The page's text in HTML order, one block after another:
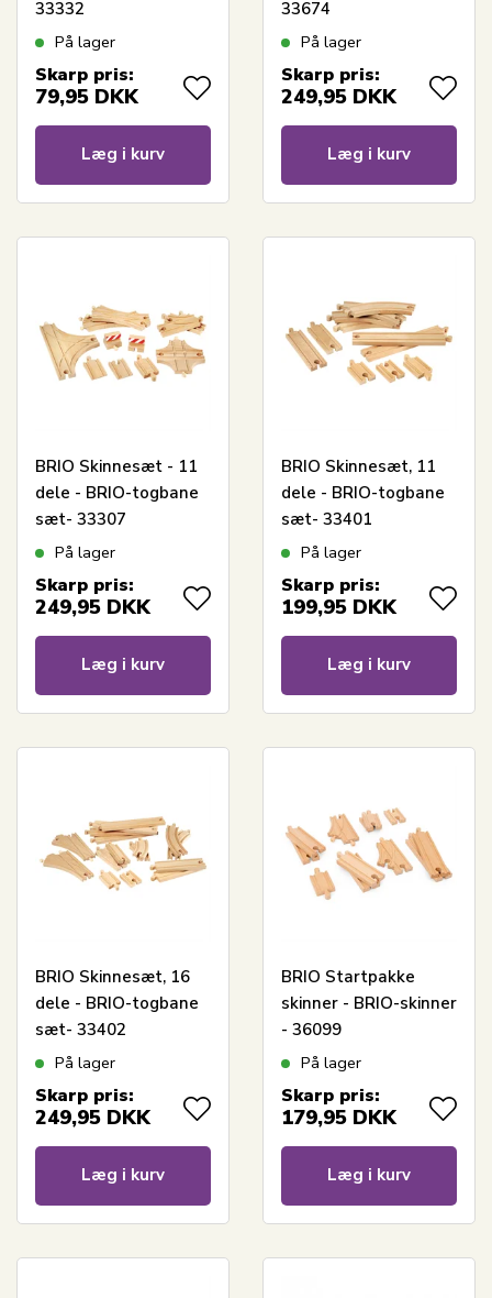
33332
På lager
Skarp pris:
79,95 DKK
Læg i kurv
33674
På lager
Skarp pris:
249,95 DKK
Læg i kurv
BRIO Skinnesæt - 11
dele - BRIO-togbane
sæt- 33307
På lager
Skarp pris:
249,95 DKK
Læg i kurv
BRIO Skinnesæt, 11
dele - BRIO-togbane
sæt- 33401
På lager
Skarp pris:
199,95 DKK
Læg i kurv
BRIO Skinnesæt, 16
dele - BRIO-togbane
sæt- 33402
På lager
Skarp pris:
249,95 DKK
Læg i kurv
BRIO Startpakke
skinner - BRIO-skinner
- 36099
På lager
Skarp pris:
179,95 DKK
Læg i kurv